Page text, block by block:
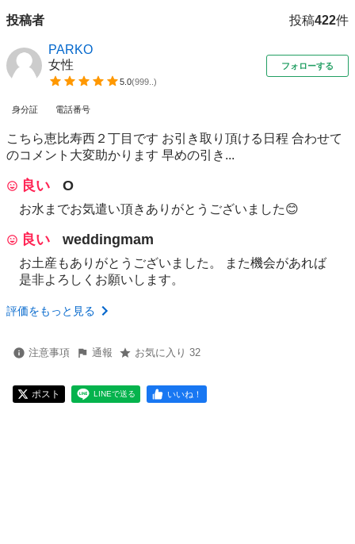
投稿者 投稿422件
PARKO
女性
5.0(999.. )
フォローする
身分証 電話番号
こちら恵比寿西２丁目です お引き取り頂ける日程 合わせて
のコメント大変助かります 早めの引き...
良い O
お水までお気遣い頂きありがとうございました😊
良い weddingmam
お土産もありがとうございました。 また機会があれば
是非よろしくお願いします。
評価をもっと見る
注意事項 通報 お気に入り 32
ポスト LINEで送る いいね！